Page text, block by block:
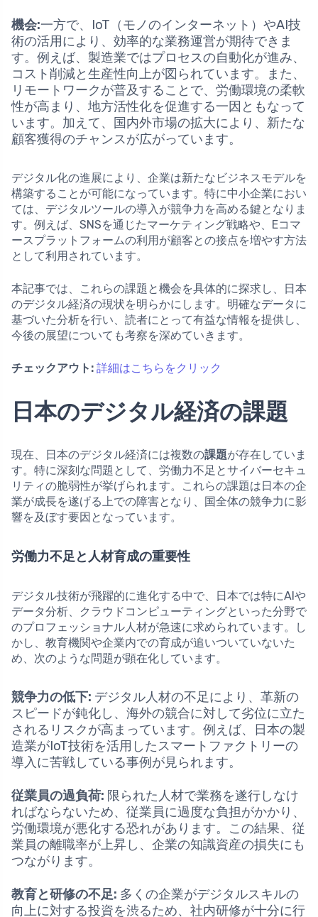
機会:一方で、IoT（モノのインターネット）やAI技
術の活用により、効率的な業務運営が期待できま
す。例えば、製造業ではプロセスの自動化が進み、
コスト削減と生産性向上が図られています。また、
リモートワークが普及することで、労働環境の柔軟
性が高まり、地方活性化を促進する一因ともなって
います。加えて、国内外市場の拡大により、新たな
顧客獲得のチャンスが広がっています。
デジタル化の進展により、企業は新たなビジネスモデルを
構築することが可能になっています。特に中小企業におい
ては、デジタルツールの導入が競争力を高める鍵となりま
す。例えば、SNSを通じたマーケティング戦略や、Eコマ
ースプラットフォームの利用が顧客との接点を増やす方法
として利用されています。
本記事では、これらの課題と機会を具体的に探求し、日本
のデジタル経済の現状を明らかにします。明確なデータに
基づいた分析を行い、読者にとって有益な情報を提供し、
今後の展望についても考察を深めていきます。
チェックアウト: 詳細はこちらをクリック
日本のデジタル経済の課題
現在、日本のデジタル経済には複数の課題が存在していま
す。特に深刻な問題として、労働力不足とサイバーセキュ
リティの脆弱性が挙げられます。これらの課題は日本の企
業が成長を遂げる上での障害となり、国全体の競争力に影
響を及ぼす要因となっています。
労働力不足と人材育成の重要性
デジタル技術が飛躍的に進化する中で、日本では特にAIや
データ分析、クラウドコンピューティングといった分野で
のプロフェッショナル人材が急速に求められています。し
かし、教育機関や企業内での育成が追いついていないた
め、次のような問題が顕在化しています。
競争力の低下: デジタル人材の不足により、革新の
スピードが鈍化し、海外の競合に対して劣位に立た
されるリスクが高まっています。例えば、日本の製
造業がIoT技術を活用したスマートファクトリーの
導入に苦戦している事例が見られます。
従業員の過負荷: 限られた人材で業務を遂行しなけ
ればならないため、従業員に過度な負担がかかり、
労働環境が悪化する恐れがあります。この結果、従
業員の離職率が上昇し、企業の知識資産の損失にも
つながります。
教育と研修の不足: 多くの企業がデジタルスキルの
向上に対する投資を渋るため、社内研修が十分に行